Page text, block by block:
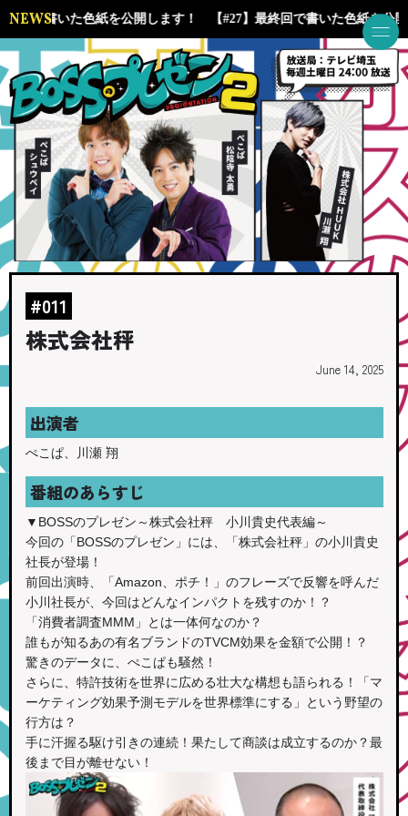
NEWS
回で書いた色紙を公開します！ 【#27】最終回で書いた色紙を公
#011
株式会社秤
June 14, 2025
出演者
ぺこぱ、川瀬 翔
番組のあらすじ
▼BOSSのプレゼン～株式会社秤 小川貴史代表編～
今回の「BOSSのプレゼン」には、「株式会社秤」の小川貴史
社長が登場！
前回出演時、「Amazon、ポチ！」のフレーズで反響を呼んだ
小川社長が、今回はどんなインパクトを残すのか！？
「消費者調査MMM」とは一体何なのか？
誰もが知るあの有名ブランドのTVCM効果を金額で公開！？
驚きのデータに、ぺこぱも騒然！
さらに、特許技術を世界に広める壮大な構想も語られる！「マ
ーケティング効果予測モデルを世界標準にする」という野望の
行方は？
手に汗握る駆け引きの連続！果たして商談は成立するのか？最
後まで目が離せない！